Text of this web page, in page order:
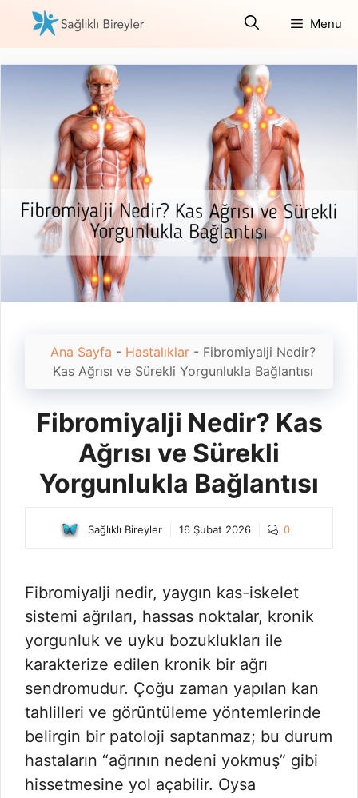
İçeriğe
Menu
Ana Sayfa - Hastalıklar - Fibromiyalji Nedir?
Kas Ağrısı ve Sürekli Yorgunlukla Bağlantısı
Fibromiyalji Nedir? Kas
Ağrısı ve Sürekli
Yorgunlukla Bağlantısı
Sağlıklı Bireyler 16 Şubat 2026 0
Fibromiyalji nedir, yaygın kas-iskelet
sistemi ağrıları, hassas noktalar, kronik
yorgunluk ve uyku bozuklukları ile
karakterize edilen kronik bir ağrı
sendromudur. Çoğu zaman yapılan kan
tahlilleri ve görüntüleme yöntemlerinde
belirgin bir patoloji saptanmaz; bu durum
hastaların “ağrının nedeni yokmuş” gibi
hissetmesine yol açabilir. Oysa